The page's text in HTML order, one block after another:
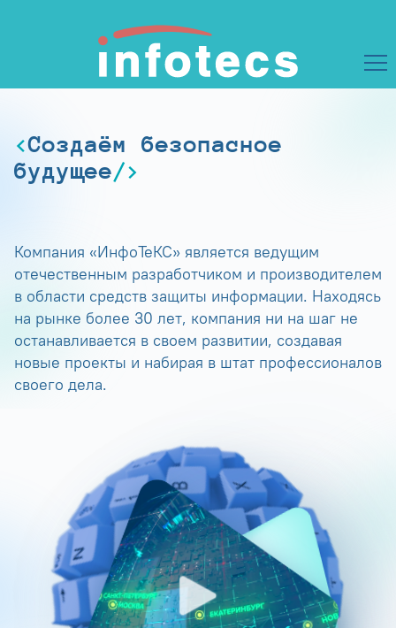
Создаём безопасное
будущее
Компания «ИнфоТеКС» является ведущим
отечественным разработчиком и производителем
в области средств защиты информации. Находясь
на рынке более 30 лет, компания ни на шаг не
останавливается в своем развитии, создавая
новые проекты и набирая в штат профессионалов
своего дела.